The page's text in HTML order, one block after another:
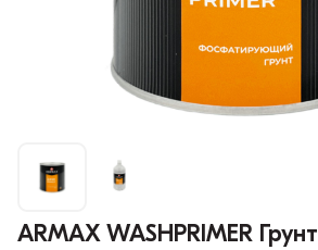
ARMAX WASHPRIMER Грунт